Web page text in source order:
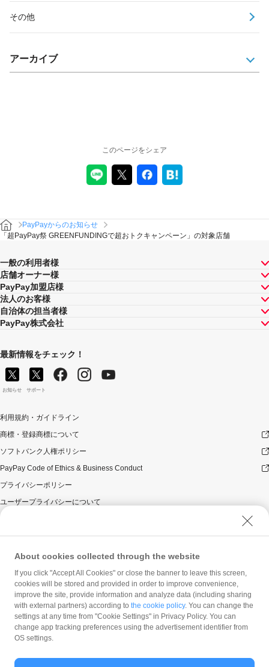
その他
アーカイブ
このページをシェア
PayPayからのお知らせ
「超PayPay祭 GREENFUNDINGで超おトクキャンペーン」の対象店舗
一般の利用者様
店舗オーナー様
PayPay加盟店様
法人のお客様
自治体の担当者様
PayPay株式会社
最新情報をチェック！
お知らせ サポート
利用規約・ガイドライン
商標・登録商標について
ソフトバンク人権ポリシー
PayPay Code of Ethics & Business Conduct
プライバシーポリシー
ユーザープライバシーについて
ウェブサイト利用規約
反社会的勢力に対する方針
勧誘方針
マネロン等基本方針
カスタマーハラスメントに関する当社の考え方
About cookies collected through the website
If you click "Accept All Cookies" or close the banner to leave this screen,
cookies will be stored and provided in order to improve convenience,
improve the site, provide information and analyze data (including sharing
with external partners) according to the cookie policy. You can change the
settings at any time from "Cookie Settings" in Privacy Policy. You can
change app tracking preferences using the advertisement identifier from
OS settings.